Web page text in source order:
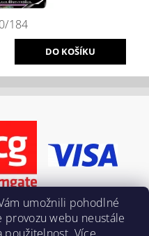
184
umožnili pohodlné
provozu webu neustále